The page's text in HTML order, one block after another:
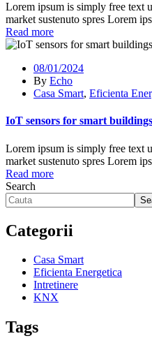
Lorem ipsum is simply free text
market sustenuto spres Lorem
Read more
08/01/2024
By Echo
Casa Smart, Eficienta
IoT sensors for smart buildings
Lorem ipsum is simply free text
market sustenuto spres Lorem
Read more
Search
Categorii
Casa Smart
Eficienta Energetica
Intretinere
KNX
Tags